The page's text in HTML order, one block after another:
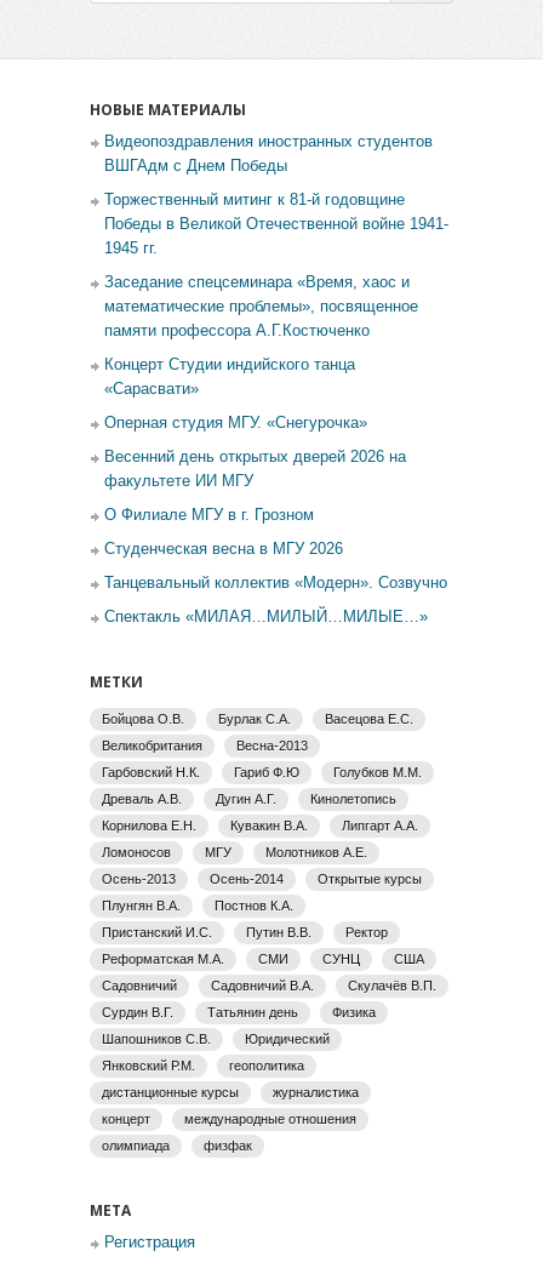
НОВЫЕ МАТЕРИАЛЫ
Видеопоздравления иностранных студентов
ВШГАдм с Днем Победы
Торжественный митинг к 81-й годовщине
Победы в Великой Отечественной войне 1941-
1945 гг.
Заседание спецсеминара «Время, хаос и
математические проблемы», посвященное
памяти профессора А.Г.Костюченко
Концерт Студии индийского танца
«Сарасвати»
Оперная студия МГУ. «Снегурочка»
Весенний день открытых дверей 2026 на
факультете ИИ МГУ
О Филиале МГУ в г. Грозном
Студенческая весна в МГУ 2026
Танцевальный коллектив «Модерн». Созвучно
Спектакль «МИЛАЯ…МИЛЫЙ…МИЛЫЕ…»
МЕТКИ
Бойцова О.В. Бурлак С.А.
Васецова Е.С.
Великобритания
Весна-2013
Гарбовский Н.К.
Гариб Ф.Ю
Голубков М.М.
Древаль А.В.
Дугин А.Г.
Кинолетопись
Корнилова Е.Н.
Кувакин В.А.
Липгарт А.А.
Ломоносов
МГУ
Молотников А.Е.
Осень-2013
Осень-2014
Открытые курсы
Плунгян В.А.
Постнов К.А.
Пристанский И.С.
Путин В.В.
Ректор
Реформатская М.А.
СМИ СУНЦ
США
Садовничий
Садовничий В.А.
Скулачёв В.П.
Сурдин В.Г.
Татьянин день
Физика
Шапошников С.В.
Юридический
Янковский Р.М.
геополитика
дистанционные курсы
журналистика
концерт
международные отношения
олимпиада
физфак
МЕТА
Регистрация